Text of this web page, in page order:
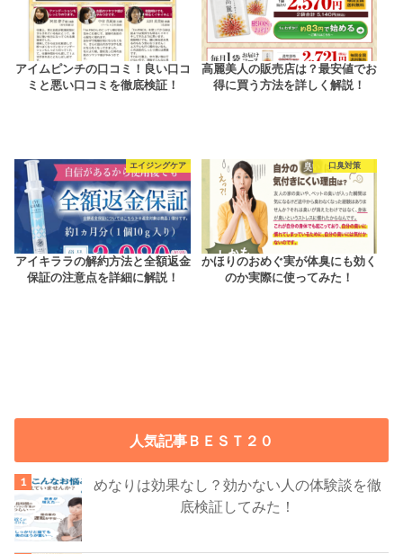
アイムピンチの口コミ！良い口コ
ミと悪い口コミを徹底検証！
高麗美人の販売店は？最安値でお
得に買う方法を詳しく解説！
エイジングケア
アイキララの解約方法と全額返金
保証の注意点を詳細に解説！
口臭対策
かほりのおめぐ実が体臭にも効く
のか実際に使ってみた！
人気記事ＢＥＳＴ２０
めなりは効果なし？効かない人の体験談を徹
底検証してみた！